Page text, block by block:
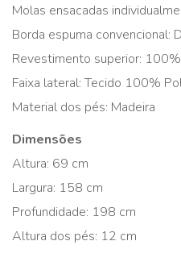
Molas ensacadas
Borda espuma convencional:
Revestimento superior:
Faixa lateral: Tecido 100%
Material dos pés: Madeira
Dimensões
Altura: 69 cm
Largura: 158 cm
Profundidade: 198 cm
Altura dos pés: 12 cm